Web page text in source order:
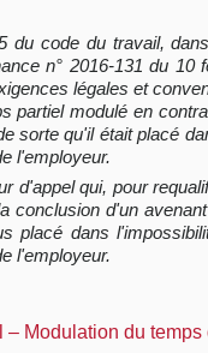
du code du travail,
n° 2016-131 du
légales et
partiel modulé en
sorte qu'il était placé
l'employeur.
d'appel qui, pour
conclusion d'un
placé dans
l'employeur.
– Modulation du